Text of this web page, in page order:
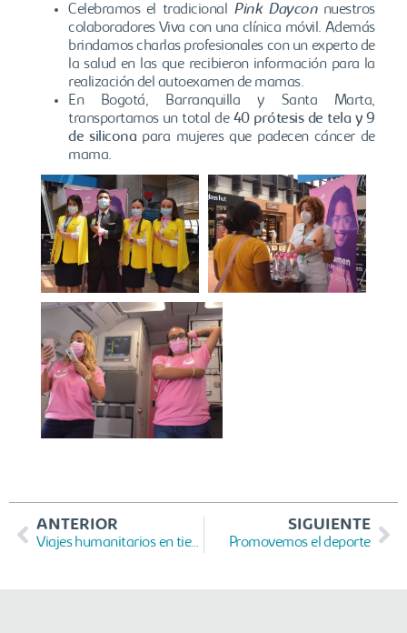
Celebramos el tradicional Pink Dayconnuestros
colaboradores Viva con una clínica móvil. Además
brindamos charlas profesionales con un experto de
la salud en las que recibieron información para la
realización del autoexamen de mamas.
En Bogotá, Barranquilla y Santa Marta,
transportamos un total de 40 prótesis de tela y 9
de silicona para mujeres que padecen cáncer de
mama.
ANTERIOR
Viajes humanitarios en tiempos de Covid – 19
SIGUIENTE
Promovemos el deporte